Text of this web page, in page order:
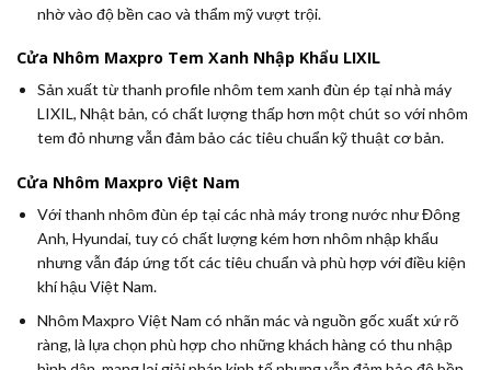
nhờ vào độ bền cao và thẩm mỹ vượt trội.
Cửa Nhôm Maxpro Tem Xanh Nhập Khẩu LIXIL
Sản xuất từ thanh profile nhôm tem xanh đùn ép tại nhà máy
LIXIL, Nhật bản, có chất lượng thấp hơn một chút so với nhôm
tem đỏ nhưng vẫn đảm bảo các tiêu chuẩn kỹ thuật cơ bản.
Cửa Nhôm Maxpro Việt Nam
Với thanh nhôm đùn ép tại các nhà máy trong nước như Đông
Anh, Hyundai, tuy có chất lượng kém hơn nhôm nhập khẩu
nhưng vẫn đáp ứng tốt các tiêu chuẩn và phù hợp với điều kiện
khí hậu Việt Nam.
Nhôm Maxpro Việt Nam có nhãn mác và nguồn gốc xuất xứ rõ
ràng, là lựa chọn phù hợp cho những khách hàng có thu nhập